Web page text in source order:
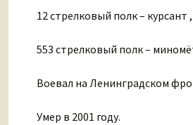
12 стрелковый полк –
553 стрелковый полк –
Воевал на Ленинградском
Умер в 2001 году.